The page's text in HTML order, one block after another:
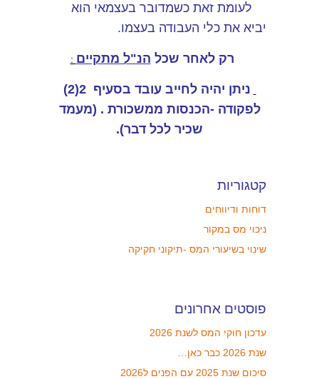
לעומת זאת כשמדובר בעצמאי הוא
יביא את כלי העבודה בעצמו.
רק לאחר שכל הנ"ל מתקיים :
ניתן יהיה לחייב עובד בסעיף 2(2)
לפקודה -הכנסות ממשכורת . (מעמד
שכיר לכל דבר).
קטגוריות
דוחות ודיווחים
ניכוי מס במקור
שינוי בשיעורי המס -תיקוני חקיקה
פוסטים אחרונים
עדכון חוקי המס לשנת 2026
שנת 2026 כבר כאן…
סיכום שנת 2025 עם הפנים ל2026